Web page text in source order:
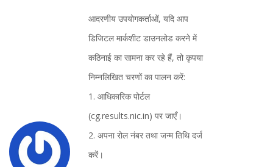
आदरणीय उपयोगकर्ताओं, यदि आप
डिजिटल मार्कशीट डाउनलोड करने में
कठिनाई का सामना कर रहे हैं, तो कृपया
निम्नलिखित चरणों का पालन करें:
1. आधिकारिक पोर्टल
(cg.results.nic.in) पर जाएँ।
2. अपना रोल नंबर तथा जन्म तिथि दर्ज
करें।